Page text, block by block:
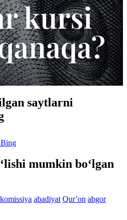
saytlarni
Bing
mumkin bo‘lgan
abadiyat Qurʼon abgor